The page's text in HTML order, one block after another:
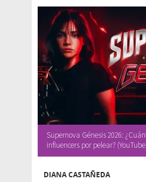
Supernova Génesis 2026:
influencers por pelear?
DIANA CASTAÑEDA